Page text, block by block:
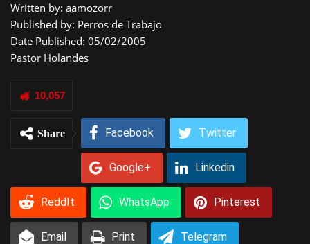
Written by: aamozorr
Published by: Perros de Trabajo
Date Published: 05/02/2005
Pastor Holandes
10,057
Share Facebook Twitter
Google+ Linkedin
ReddIt WhatsApp Pinterest
Email Print Telegram